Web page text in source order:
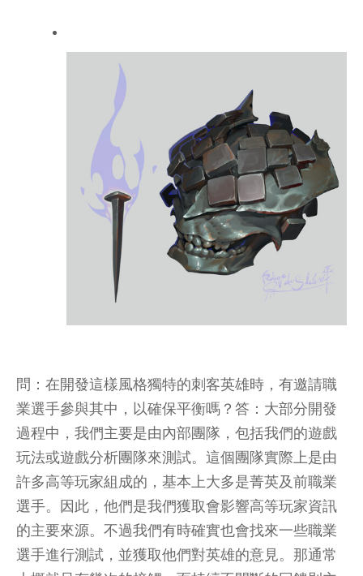
問：在開發這樣風格獨特的刺客英雄時，有邀請職
業選手參與其中，以確保平衡嗎？答：大部分開發
過程中，我們主要是由內部團隊，包括我們的遊戲
玩法或遊戲分析團隊來測試。這個團隊實際上是由
許多高等玩家組成的，基本上大多是菁英及前職業
選手。因此，他們是我們獲取會影響高等玩家資訊
的主要來源。不過我們有時確實也會找來一些職業
選手進行測試，並獲取他們對英雄的意見。那通常